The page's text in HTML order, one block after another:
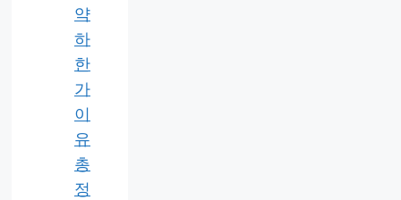
약
하
한
가
이
유
총
정